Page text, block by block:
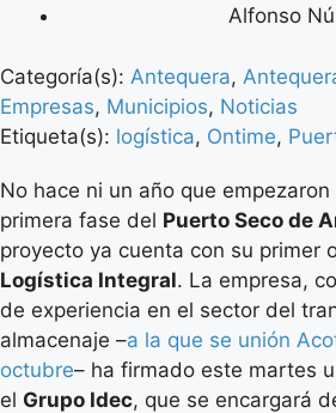
Alfonso
Categoría(s): Antequera,
Empresas, Municipios, Noticias
Etiqueta(s): logística, Ontime,
No hace ni un año que
primera fase del Puerto Seco de
proyecto ya cuenta con su primer
Logística Integral. La empresa,
de experiencia en el sector del
almacenaje –a la que se unión
octubre– ha firmado este martes
el Grupo Idec, que se encargará